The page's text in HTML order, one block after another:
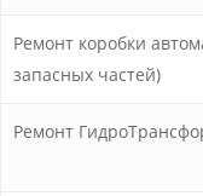
Ремонт коробки
запасных частей)
Ремонт